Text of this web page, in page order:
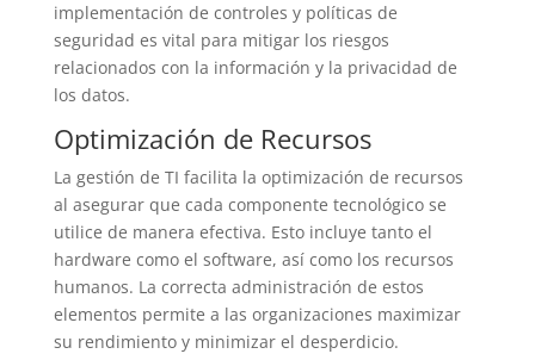
implementación de controles y políticas de
seguridad es vital para mitigar los riesgos
relacionados con la información y la privacidad de
los datos.
Optimización de Recursos
La gestión de TI facilita la optimización de recursos
al asegurar que cada componente tecnológico se
utilice de manera efectiva. Esto incluye tanto el
hardware como el software, así como los recursos
humanos. La correcta administración de estos
elementos permite a las organizaciones maximizar
su rendimiento y minimizar el desperdicio.